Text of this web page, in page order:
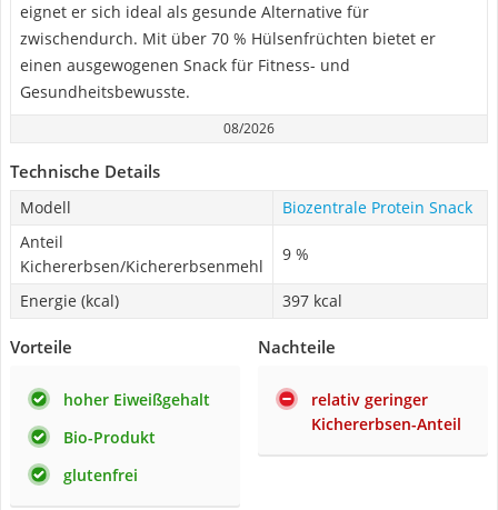
eignet er sich ideal als gesunde Alternative für
zwischendurch. Mit über 70 % Hülsenfrüchten bietet er
einen ausgewogenen Snack für Fitness- und
Gesundheitsbewusste.
08/2026
Technische Details
Modell
Biozentrale Protein Snack
Anteil
Kichererbsen/Kichererbsenmehl
9 %
Energie (kcal) 397 kcal
Vorteile
hoher Eiweißgehalt
Bio-Produkt
glutenfrei
Nachteile
relativ geringer
Kichererbsen-Anteil